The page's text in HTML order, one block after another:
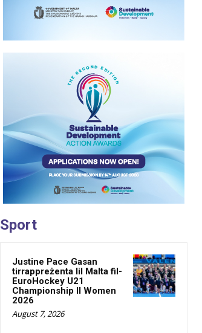
Sport
Justine Pace Gasan
tirrappreżenta lil Malta fil-
EuroHockey U21
Championship II Women
2026
August 7, 2026